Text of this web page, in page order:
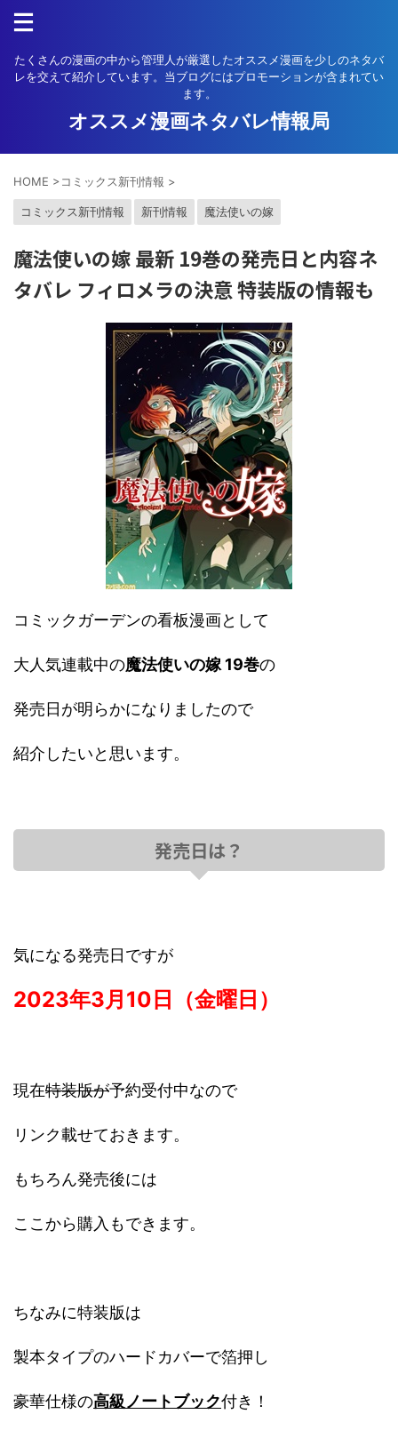
たくさんの漫画の中から管理人が厳選したオススメ漫画を少しのネタバ
レを交えて紹介しています。当ブログにはプロモーションが含まれてい
ます。
オススメ漫画ネタバレ情報局
HOME >コミックス新刊情報 >
コミックス新刊情報 新刊情報 魔法使いの嫁
魔法使いの嫁 最新 19巻の発売日と内容ネ
タバレ フィロメラの決意 特装版の情報も
コミックガーデンの看板漫画として
大人気連載中の魔法使いの嫁 19巻の
発売日が明らかになりましたので
紹介したいと思います。
発売日は？
気になる発売日ですが
2023年3月10日（金曜日）
現在特装版が予約受付中なので
リンク載せておきます。
もちろん発売後には
ここから購入もできます。
ちなみに特装版は
製本タイプのハードカバーで箔押し
豪華仕様の高級ノートブック付き！